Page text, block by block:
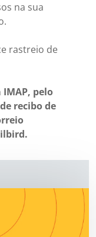
na sua
rastreio de
pelo
recibo de